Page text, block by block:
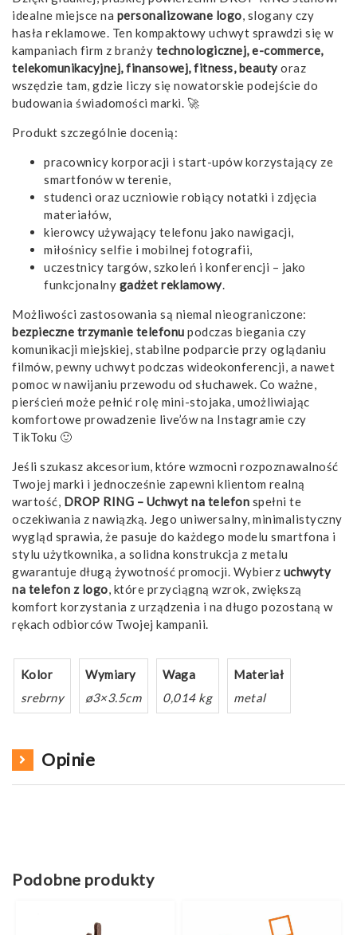
idealne miejsce na personalizowane logo, slogany czy
hasła reklamowe. Ten kompaktowy uchwyt sprawdzi się w
kampaniach firm z branży technologicznej, e-commerce,
telekomunikacyjnej, finansowej, fitness, beautyoraz
wszędzie tam, gdzie liczy się nowatorskie podejście do
budowania świadomości marki. 🚀
Produkt szczególnie docenią:
pracownicy korporacji i start-upów korzystający ze
smartfonów w terenie,
studenci oraz uczniowie robiący notatki i zdjęcia
materiałów,
kierowcy używający telefonu jako nawigacji,
miłośnicy selfie i mobilnej fotografii,
uczestnicy targów, szkoleń i konferencji – jako
funkcjonalny gadżet reklamowy.
Możliwości zastosowania są niemal nieograniczone:
bezpieczne trzymanie telefonu podczas biegania czy
komunikacji miejskiej, stabilne podparcie przy oglądaniu
filmów, pewny uchwyt podczas wideokonferencji, a nawet
pomoc w nawijaniu przewodu od słuchawek. Co ważne,
pierścień może pełnić rolę mini-stojaka, umożliwiając
komfortowe prowadzenie live’ów na Instagramie czy
TikToku 🙂
Jeśli szukasz akcesorium, które wzmocni rozpoznawalność
Twojej marki i jednocześnie zapewni klientom realną
wartość, DROP RING – Uchwyt na telefon spełni te
oczekiwania z nawiązką. Jego uniwersalny, minimalistyczny
wygląd sprawia, że pasuje do każdego modelu smartfona i
stylu użytkownika, a solidna konstrukcja z metalu
gwarantuje długą żywotność promocji. Wybierz uchwyty
na telefon z logo, które przyciągną wzrok, zwiększą
komfort korzystania z urządzenia i na długo pozostaną w
rękach odbiorców Twojej kampanii.
Kolor
srebrny
Wymiary
ø3×3.5cm
Waga
0,014 kg
Materiał
metal
Opinie
Podobne produkty